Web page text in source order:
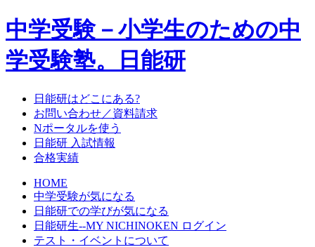
中学受験－小学生のための中
学受験塾。日能研
日能研はどこにある?
お問い合わせ／資料請求
Nポータルを使う
日能研 入試情報
合格実績
HOME
中学受験が気になる
日能研での学びが気になる
日能研生--MY NICHINOKEN ログイン
テスト・イベントについて